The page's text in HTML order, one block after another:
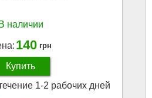
В наличии
140 грн
Купить
1-2 рабочих дней